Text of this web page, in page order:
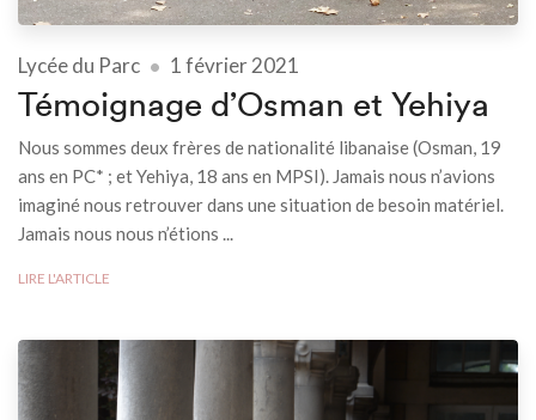
Lycée du Parc 1 février 2021
Témoignage d’Osman et Yehiya
Nous sommes deux frères de nationalité libanaise (Osman, 19
ans en PC* ; et Yehiya, 18 ans en MPSI). Jamais nous n’avions
imaginé nous retrouver dans une situation de besoin matériel.
Jamais nous nous n’étions ...
LIRE L'ARTICLE